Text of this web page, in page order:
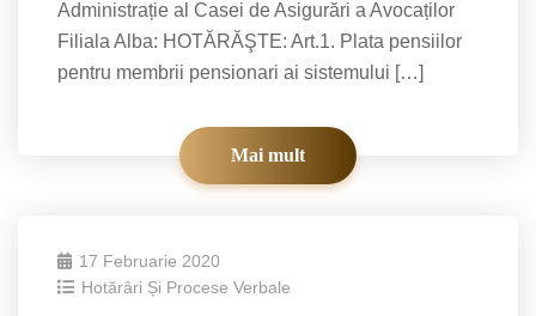
Administrație al Casei de Asigurări a Avocaților
Filiala Alba: HOTĂRĂŞTE: Art.1. Plata pensiilor
pentru membrii pensionari ai sistemului […]
Mai mult
17 Februarie 2020
Hotărâri Și Procese Verbale